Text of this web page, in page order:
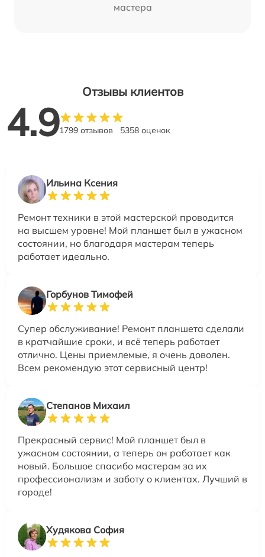
мастера
Отзывы клиентов
4.91799 отзывов 5358 оценок
Ильина Ксения
Ремонт техники в этой мастерской проводится
на высшем уровне! Мой планшет был в ужасном
состоянии, но благодаря мастерам теперь
работает идеально.
Горбунов Тимофей
Супер обслуживание! Ремонт планшета сделали
в кратчайшие сроки, и всё теперь работает
отлично. Цены приемлемые, я очень доволен.
Всем рекомендую этот сервисный центр!
Степанов Михаил
Прекрасный сервис! Мой планшет был в
ужасном состоянии, а теперь он работает как
новый. Большое спасибо мастерам за их
профессионализм и заботу о клиентах. Лучший в
городе!
Худякова София